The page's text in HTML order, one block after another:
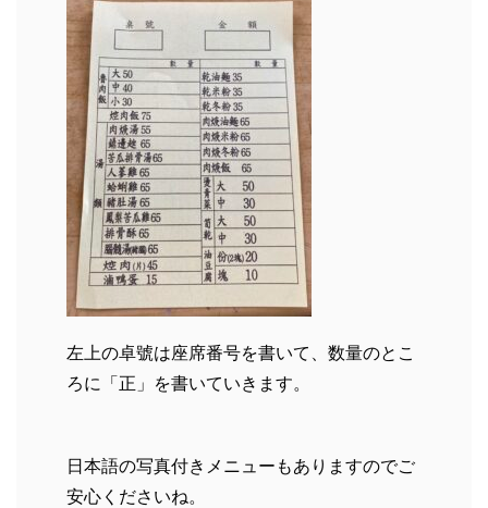
左上の卓號は座席番号を書いて、数量のとこ
ろに「正」を書いていきます。
日本語の写真付きメニューもありますのでご
安心くださいね。